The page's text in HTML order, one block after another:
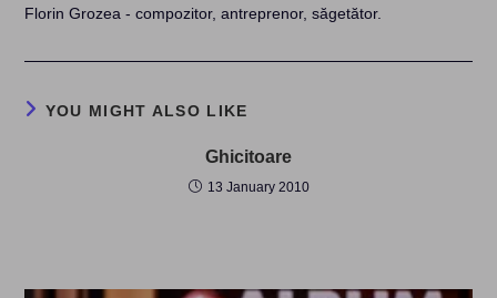
Florin Grozea - compozitor, antreprenor, săgetător.
YOU MIGHT ALSO LIKE
Ghicitoare
13 January 2010